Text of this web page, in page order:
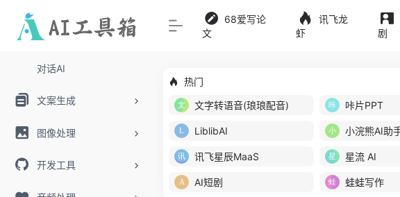
对话AI
文案生成
图像处理
开发工具
68爱写论
文
讯飞龙
虾
剧
热门
文字转语音(琅琅配音)
咔片PPT
LiblibAI 小浣熊AI助
讯飞星辰MaaS 星流 AI
AI短剧 蛙蛙写作